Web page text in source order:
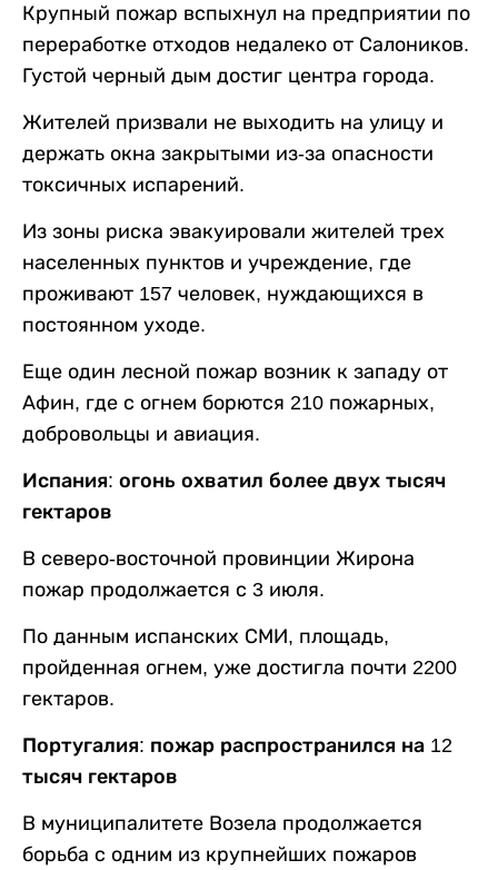
Крупный пожар вспыхнул на предприятии по
переработке отходов недалеко от Салоников.
Густой черный дым достиг центра города.
Жителей призвали не выходить на улицу и
держать окна закрытыми из-за опасности
токсичных испарений.
Из зоны риска эвакуировали жителей трех
населенных пунктов и учреждение, где
проживают 157 человек, нуждающихся в
постоянном уходе.
Еще один лесной пожар возник к западу от
Афин, где с огнем борются 210 пожарных,
добровольцы и авиация.
Испания: огонь охватил более двух тысяч
гектаров
В северо-восточной провинции Жирона
пожар продолжается с 3 июля.
По данным испанских СМИ, площадь,
пройденная огнем, уже достигла почти 2200
гектаров.
Португалия: пожар распространился на 12
тысяч гектаров
В муниципалитете Возела продолжается
борьба с одним из крупнейших пожаров